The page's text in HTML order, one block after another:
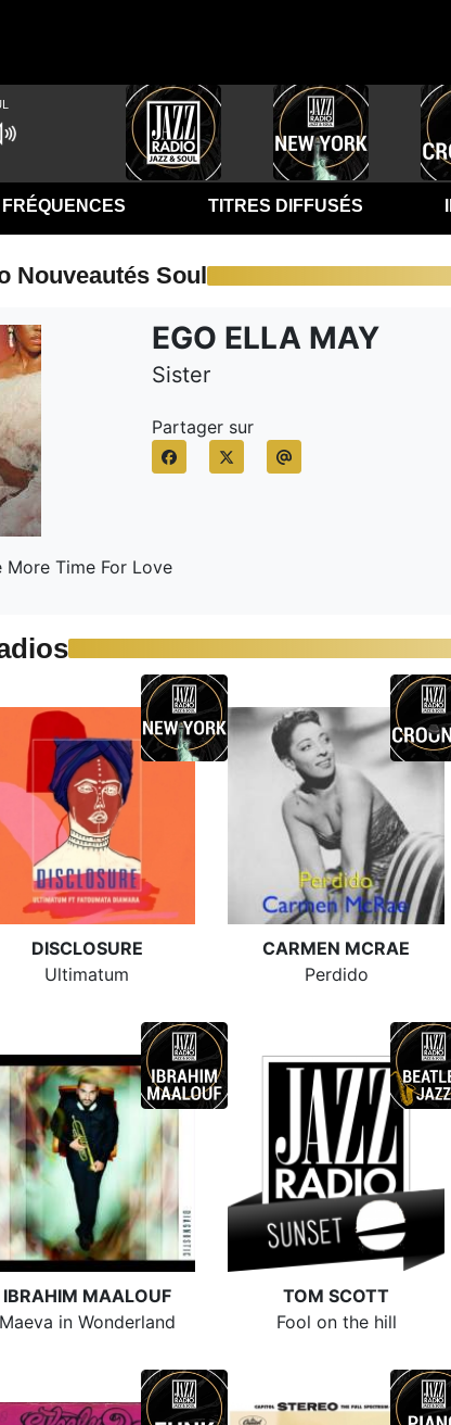
FRÉQUENCES TITRES DIFFUSÉS
Nouveautés Soul
EGO ELLA MAY
Sister
Partager sur
More Time For Love
DISCLOSURE
Ultimatum
CARMEN MCRAE
Perdido
IBRAHIM MAALOUF
Maeva in Wonderland
TOM SCOTT
Fool on the hill